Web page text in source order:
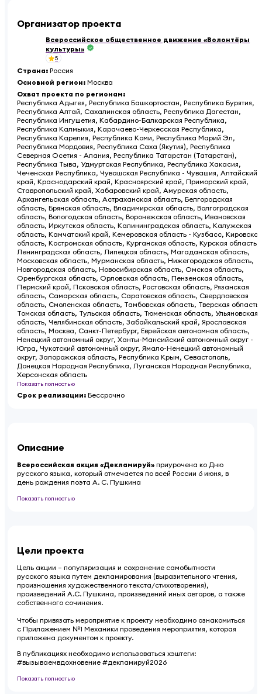
Организатор проекта
Всероссийское общественное движение «Волонтёры
культуры»
5
Страна: Россия
Основной регион: Москва
Охват проекта по регионам:
Республика Адыгея, Республика Башкортостан, Республика Бурятия,
Республика Алтай, Сахалинская область, Республика Дагестан,
Республика Ингушетия, Кабардино-Балкарская Республика,
Республика Калмыкия, Карачаево-Черкесская Республика,
Республика Карелия, Республика Коми, Республика Марий Эл,
Республика Мордовия, Республика Саха (Якутия), Республика
Северная Осетия - Алания, Республика Татарстан (Татарстан),
Республика Тыва, Удмуртская Республика, Республика Хакасия,
Чеченская Республика, Чувашская Республика - Чувашия, Алтайский
край, Краснодарский край, Красноярский край, Приморский край,
Ставропольский край, Хабаровский край, Амурская область,
Архангельская область, Астраханская область, Белгородская
область, Брянская область, Владимирская область, Волгоградская
область, Вологодская область, Воронежская область, Ивановская
область, Иркутская область, Калининградская область, Калужская
область, Камчатский край, Кемеровская область - Кузбасс, Кировская
область, Костромская область, Курганская область, Курская область,
Ленинградская область, Липецкая область, Магаданская область,
Московская область, Мурманская область, Нижегородская область,
Новгородская область, Новосибирская область, Омская область,
Оренбургская область, Орловская область, Пензенская область,
Пермский край, Псковская область, Ростовская область, Рязанская
область, Самарская область, Саратовская область, Свердловская
область, Смоленская область, Тамбовская область, Тверская область,
Томская область, Тульская область, Тюменская область, Ульяновская
область, Челябинская область, Забайкальский край, Ярославская
область, Москва, Санкт-Петербург, Еврейская автономная область,
Ненецкий автономный округ, Ханты-Мансийский автономный округ -
Югра, Чукотский автономный округ, Ямало-Ненецкий автономный
округ, Запорожская область, Республика Крым, Севастополь,
Донецкая Народная Республика, Луганская Народная Республика,
Херсонская область
Показать полностью
Срок реализации: Бессрочно
Описание
Всероссийская акция «Декламируй» приурочена ко Дню
русского языка, который отмечается по всей России 6 июня, в
день рождения поэта А. С. Пушкина
Показать полностью
Цели проекта
Цель акции – популяризация и сохранение самобытности
русского языка путем декламирования (выразительного чтения,
произношения художественного текста/стихотворения),
произведений А.С. Пушкина, произведений иных авторов, а также
собственного сочинения.
Чтобы привязать мероприятие к проекту необходимо ознакомиться
с Приложением №1 Механики проведения мероприятия, которая
приложена документом к проекту.
В публикациях необходимо использоваться хэштеги:
#вызываемвдохновение #декламируй2026
Показать полностью